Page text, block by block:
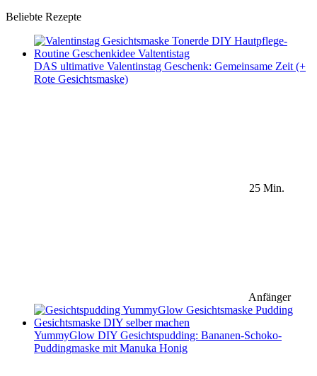
Beliebte Rezepte
DAS ultimative Valentinstag Geschenk: Gemeinsame Zeit (+
Rote Gesichtsmaske)
25 Min.
Anfänger
YummyGlow DIY Gesichtspudding: Bananen-Schoko-
Puddingmaske mit Manuka Honig